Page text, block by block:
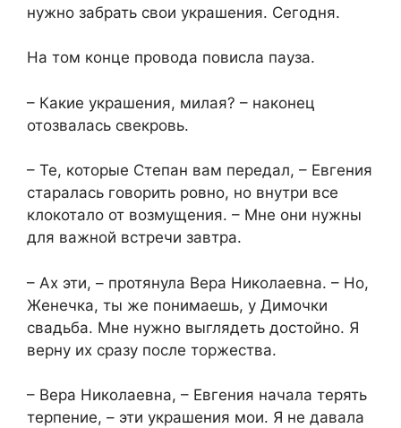
нужно забрать свои украшения. Сегодня.
На том конце провода повисла пауза.
– Какие украшения, милая? – наконец
отозвалась свекровь.
– Те, которые Степан вам передал, – Евгения
старалась говорить ровно, но внутри все
клокотало от возмущения. – Мне они нужны
для важной встречи завтра.
– Ах эти, – протянула Вера Николаевна. – Но,
Женечка, ты же понимаешь, у Димочки
свадьба. Мне нужно выглядеть достойно. Я
верну их сразу после торжества.
– Вера Николаевна, – Евгения начала терять
терпение, – эти украшения мои. Я не давала